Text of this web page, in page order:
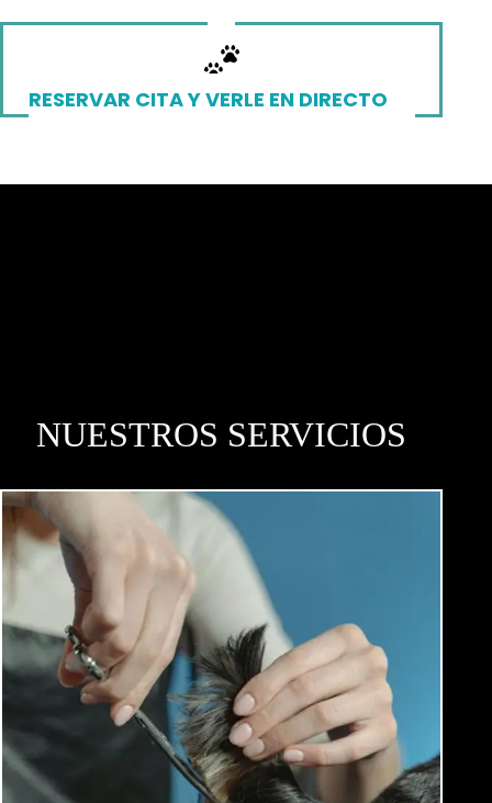
RESERVAR CITA Y VERLE EN DIRECTO
NUESTROS SERVICIOS